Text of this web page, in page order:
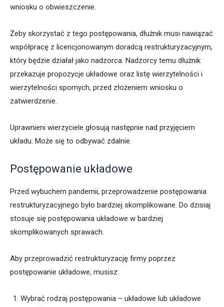
wniosku o obwieszczenie.
Żeby skorzystać z tego postępowania, dłużnik musi nawiązać
współpracę z licencjonowanym doradcą restrukturyzacyjnym,
który będzie działał jako nadzorca. Nadzorcy temu dłużnik
przekazuje propozycje układowe oraz listę wierzytelności i
wierzytelności spornych, przed złożeniem wniosku o
zatwierdzenie.
Uprawnieni wierzyciele głosują następnie nad przyjęciem
układu. Może się to odbywać zdalnie.
Postępowanie układowe
Przed wybuchem pandemii, przeprowadzenie postępowania
restrukturyzacyjnego było bardziej skomplikowane. Do dzisiaj
stosuje się postępowania układowe w bardziej
skomplikowanych sprawach.
Aby przeprowadzić restrukturyzację firmy poprzez
postępowanie układowe, musisz:
Wybrać rodzaj postępowania – układowe lub układowe